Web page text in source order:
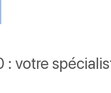
: votre